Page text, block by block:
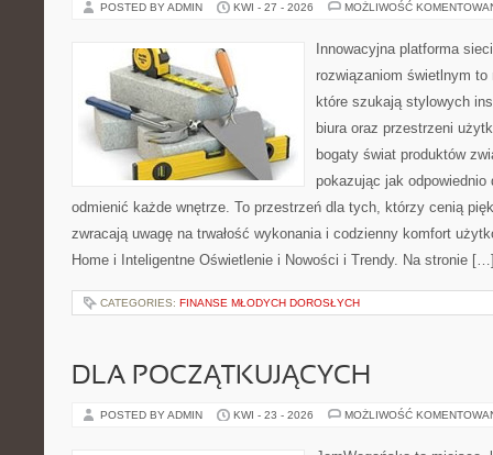
POSTED BY ADMIN KWI - 27 - 2026 MOŻLIWOŚĆ
Innowacyjna platforma
rozwiązaniom świetlnym
które szukają stylowych
biura oraz przestrzeni
bogaty świat produktów
pokazując jak odpowiednio
odmienić każde wnętrze. To przestrzeń dla tych, którzy cenią
zwracają uwagę na trwałość wykonania i codzienny komfort
Home i Inteligentne Oświetlenie i Nowości i Trendy. Na stronie
CATEGORIES: FINANSE MŁODYCH DOROSŁYCH
DLA POCZĄTKUJĄCYCH
POSTED BY ADMIN KWI - 23 - 2026 MOŻLIWOŚĆ